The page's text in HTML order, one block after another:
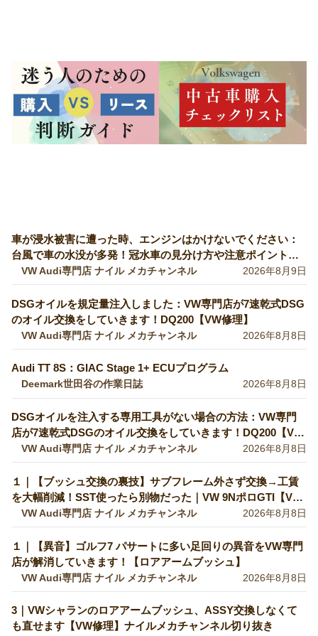
車が浸水被害に遭った時、エンジンはかけないでください：
台風で車の水没が多発！冠水車の見分け方や注意ポイントを
VW専門店が解説していきます！【VW修理】
VW Audi専門店 ナイル メカチャンネル 2026年8月9日
DSGオイルを規定量注入しました：VW専門店が7速乾式DSG
のオイル交換をしていきます！DQ200【VW修理】
VW Audi専門店 ナイル メカチャンネル 2026年8月8日
Audi TT 8S：GIAC Stage 1+ ECUプログラム
Deemark世田谷の作業日誌 2026年8月8日
DSGオイルを注入する専用工具がない場合の方法：VW専門
店が7速乾式DSGのオイル交換をしていきます！DQ200【VW
修理】
VW Audi専門店 ナイル メカチャンネル 2026年8月8日
１｜【ブッシュ交換の裏技】サブフレーム外さず交換→工賃
を大幅削減！SST使ったら別物だった｜VW 9NポロGTI【VW
Audiの修理・整備】
VW Audi専門店 ナイル メカチャンネル 2026年8月8日
１｜【異音】ゴルフ7 パサートに多い足回りの異音をVW専門
店が解消していきます！【ロアアームブッシュ】
VW Audi専門店 ナイル メカチャンネル 2026年8月8日
3｜VWシャランのロアアームブッシュ、ASSY交換しなくて
も直せます【VW修理】ナイルメカチャンネル切り抜き